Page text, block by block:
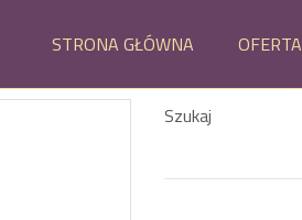
STRONA GŁÓWNA OFERTA
Szukaj